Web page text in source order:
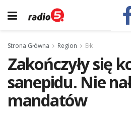
Strona Główna Region Ełk
Zakończyły się
sanepidu. Nie
mandatów